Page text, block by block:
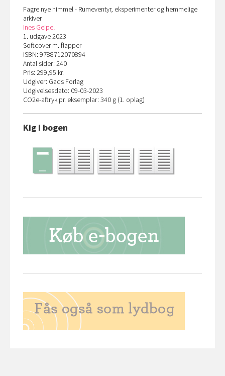
Fagre nye himmel - Rumeventyr, eksperimenter og hemmelige
arkiver
Ines Geipel
1. udgave 2023
Softcover m. flapper
ISBN: 9788712070894
Antal sider: 240
Pris: 299,95 kr.
Udgiver: Gads Forlag
Udgivelsesdato: 09-03-2023
CO2e-aftryk pr. eksemplar: 340 g (1. oplag)
Kig i bogen